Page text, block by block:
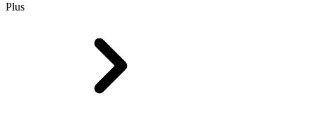
Plus